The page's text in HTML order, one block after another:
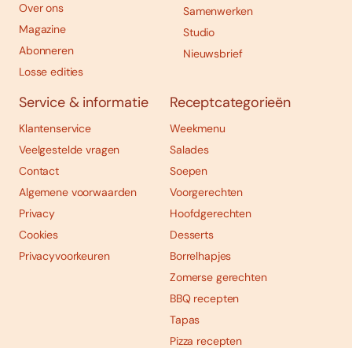
Over ons
Magazine
Abonneren
Losse edities
Samenwerken
Studio
Nieuwsbrief
Service & informatie
Klantenservice
Veelgestelde vragen
Contact
Algemene voorwaarden
Privacy
Cookies
Privacyvoorkeuren
Receptcategorieën
Weekmenu
Salades
Soepen
Voorgerechten
Hoofdgerechten
Desserts
Borrelhapjes
Zomerse gerechten
BBQ recepten
Tapas
Pizza recepten